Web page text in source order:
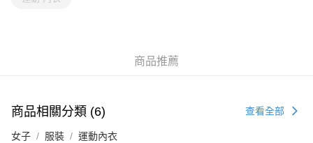
商品推薦
商品相關分類 (6) 查看全部
女子 服裝 運動內衣